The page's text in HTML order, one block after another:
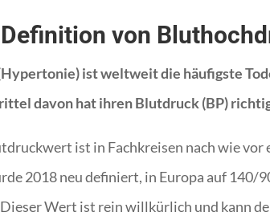
von
ist weltweit die häufigste
davon hat ihren Blutdruck (BP)
ist in Fachkreisen nach wie
2018 neu definiert, in Europa auf
Wert ist rein willkürlich und kann